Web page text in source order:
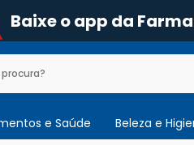
Baixe o app da
e Saúde Beleza e